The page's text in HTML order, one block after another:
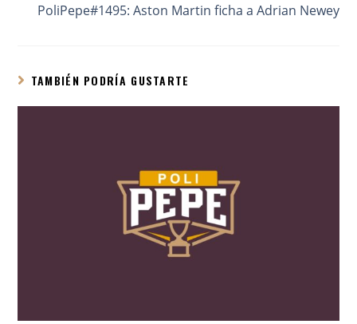
PoliPepe#1495: Aston Martin ficha a Adrian Newey
TAMBIÉN PODRÍA GUSTARTE